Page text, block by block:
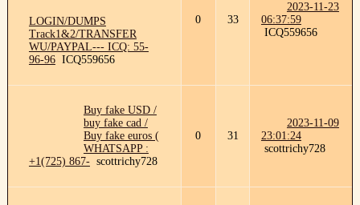
LOGIN/DUMPS
Track1&2/TRANSFER
WU/PAYPAL--- ICQ: 55-
96-96 ICQ559656
0 33
2023-11-23
06:37:59
ICQ559656
Buy fake USD /
buy fake cad /
Buy fake euros (
WHATSAPP :
+1(725) 867- scottrichy728
0 31
2023-11-09
23:01:24
scottrichy728